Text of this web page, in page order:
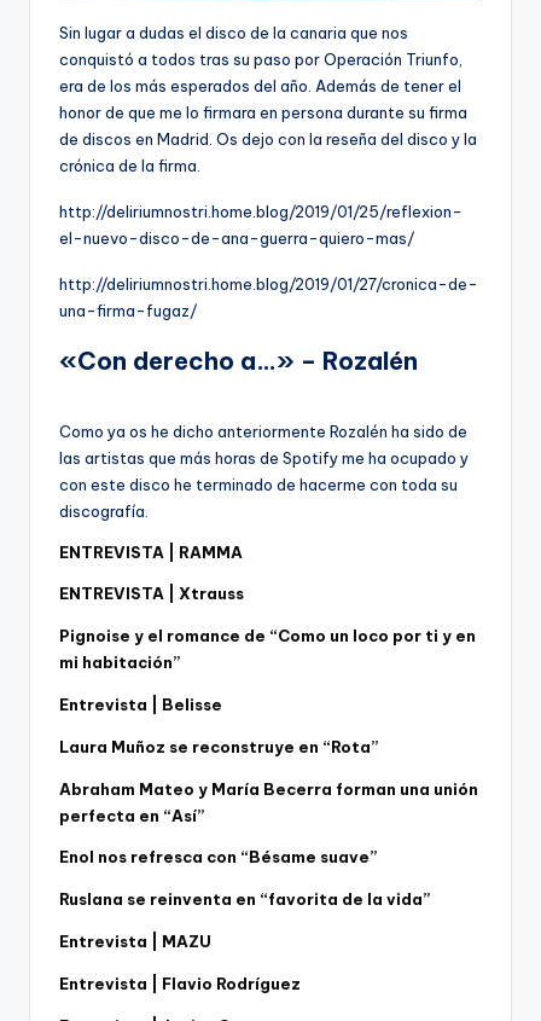
Sin lugar a dudas el disco de la canaria que nos
conquistó a todos tras su paso por Operación Triunfo,
era de los más esperados del año. Además de tener el
honor de que me lo firmara en persona durante su firma
de discos en Madrid. Os dejo con la reseña del disco y la
crónica de la firma.
http://deliriumnostri.home.blog/2019/01/25/reflexion-
el-nuevo-disco-de-ana-guerra-quiero-mas/
http://deliriumnostri.home.blog/2019/01/27/cronica-de-
una-firma-fugaz/
«Con derecho a…» – Rozalén
Como ya os he dicho anteriormente Rozalén ha sido de
las artistas que más horas de Spotify me ha ocupado y
con este disco he terminado de hacerme con toda su
discografía.
ENTREVISTA | RAMMA
ENTREVISTA | Xtrauss
Pignoise y el romance de “Como un loco por ti y en
mi habitación”
Entrevista | Belisse
Laura Muñoz se reconstruye en “Rota”
Abraham Mateo y María Becerra forman una unión
perfecta en “Así”
Enol nos refresca con “Bésame suave”
Ruslana se reinventa en “favorita de la vida”
Entrevista | MAZU
Entrevista | Flavio Rodríguez